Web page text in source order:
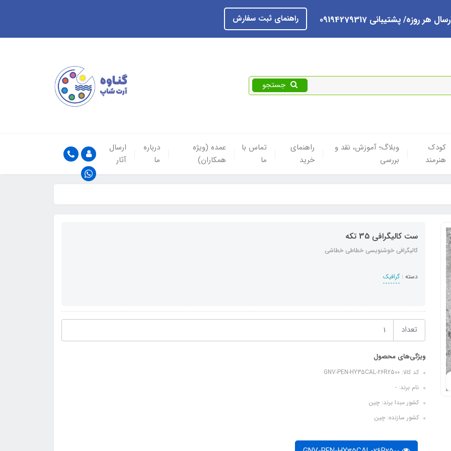
هر روزه/ پشتیبانی 09194279317 راهنمای ثبت سفارش
جستجو
کودک
هنرمند
وبلاگ؛ آموزش، نقد و
بررسی
راهنمای
خرید
تماس با
ما
عمده (ویژه
همکاران)
درباره
ما
ارسال
آثار
ست کالیگرافی 35 تکه
کالیگرافی خوشنویسی خطاطی خطاشی
دسته : گرافیک
تعداد
ویژگی‌های محصول
کد کالا: GNV-PEN-HY35CAL-26R2500
نام برند: -
کشور مبدا برند: چین
کشور سازنده: چین